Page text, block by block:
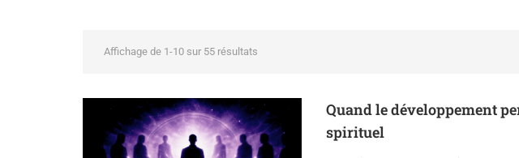
Affichage de 1-10 sur 55 résultats
Quand le développement
spirituel